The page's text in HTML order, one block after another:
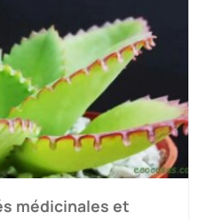
médicinales et